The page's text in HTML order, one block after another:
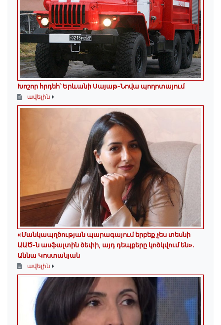
Խոշոր հրդեհ՝ Երևանի Սայաթ-Նովա պողոտայում
ավելին
«Մանկապղծության պարագայում երբեք չես տեսնի
ԱԱԾ-ն ասֆալտին ծեփի, այդ դեպքերը կոծկվում են»․
Աննա Կոստանյան
ավելին